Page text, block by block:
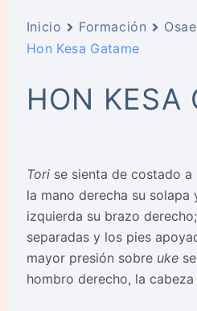
Inicio Formación
Hon Kesa Gatame
HON KESA
Tori se sienta de costado a
la mano derecha su solapa
izquierda su brazo
separadas y los pies
mayor presión sobre uke
hombro derecho, la